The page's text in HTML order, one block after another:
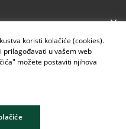
koristi kolačiće (cookies).
prilagođavati u vašem web
možete postaviti njihova
E-mail